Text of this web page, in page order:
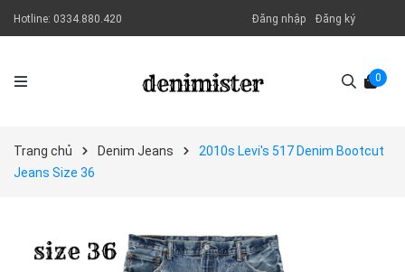
Hotline: 0334.880.420 Đăng nhập Đăng ký
0
Trang chủ Denim Jeans
2010s Levi's 517 Denim Bootcut
Jeans Size 36